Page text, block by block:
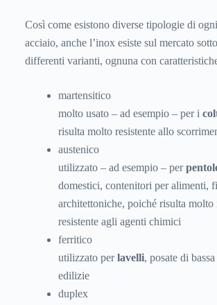
Così come esistono diverse tipologie di
acciaio, anche l’inox esiste sul mercato
differenti varianti, ognuna con
martensitico
molto usato – ad esempio – per i
risulta molto resistente allo
austenico
utilizzato – ad esempio – per
domestici, contenitori per alimenti,
architettoniche, poiché risulta molto
resistente agli agenti chimici
ferritico
utilizzato perlavelli, posate di
edilizie
duplex